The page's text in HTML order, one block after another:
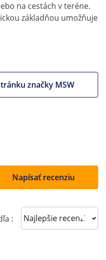
na cestách v teréne.
základňou umožňuje
značky MSW
Napísať recenziu
: Sort reviews